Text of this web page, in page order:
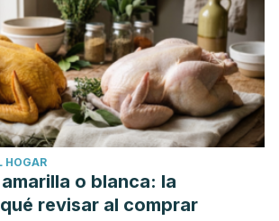
HOGAR
o blanca: la
revisar al comprar